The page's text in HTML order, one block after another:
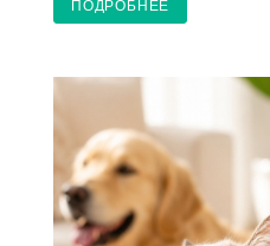
ПОДРОБНЕЕ